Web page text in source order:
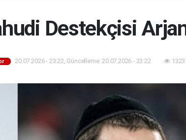
Destekçisi
20.07.2026 - 23:22, Güncelleme: 20.07.2026 - 23:22